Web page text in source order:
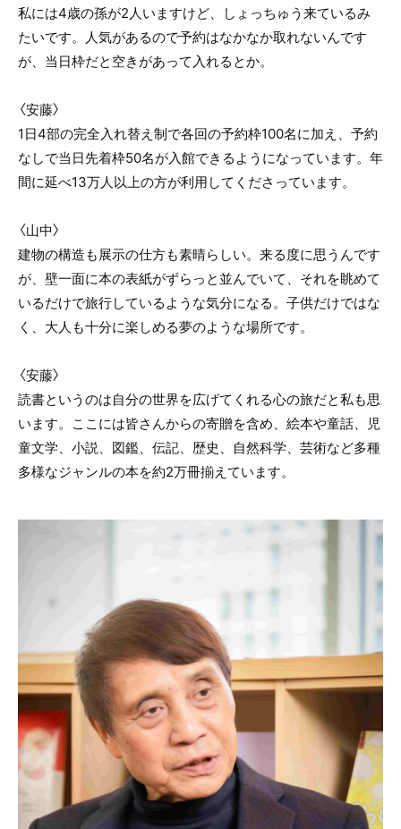
私には4歳の孫が2人いますけど、しょっちゅう来ているみ
たいです。人気があるので予約はなかなか取れないんです
が、当日枠だと空きがあって入れるとか。
〈安藤〉
1日4部の完全入れ替え制で各回の予約枠100名に加え、予約
なしで当日先着枠50名が入館できるようになっています。年
間に延べ13万人以上の方が利用してくださっています。
〈山中〉
建物の構造も展示の仕方も素晴らしい。来る度に思うんです
が、壁一面に本の表紙がずらっと並んでいて、それを眺めて
いるだけで旅行しているような気分になる。子供だけではな
く、大人も十分に楽しめる夢のような場所です。
〈安藤〉
読書というのは自分の世界を広げてくれる心の旅だと私も思
います。ここには皆さんからの寄贈を含め、絵本や童話、児
童文学、小説、図鑑、伝記、歴史、自然科学、芸術など多種
多様なジャンルの本を約2万冊揃えています。